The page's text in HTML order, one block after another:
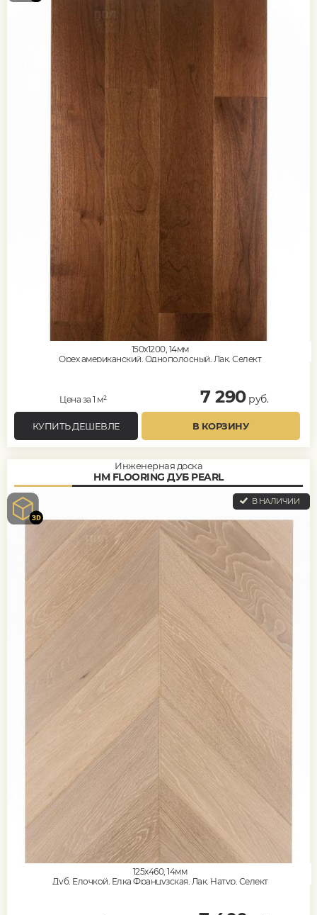
150x1200, 14мм
Орех американский, Однополосный, Лак, Селект
Цена за 1 м² 7 290руб.
КУПИТЬ ДЕШЕВЛЕ В КОРЗИНУ
Инженерная доска
HM FLOORING ДУБ PEARL
В НАЛИЧИИ
125x460, 14мм
Дуб, Елочкой, Елка Французская, Лак, Натур, Селект